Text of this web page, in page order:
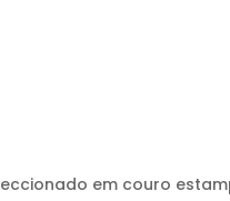
em couro